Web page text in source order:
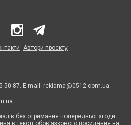
Автори проєкту
50-87. E-mail: reklama@0512.com.ua
без отримання попередньої згоди
в тексті обов'язкового посилання на